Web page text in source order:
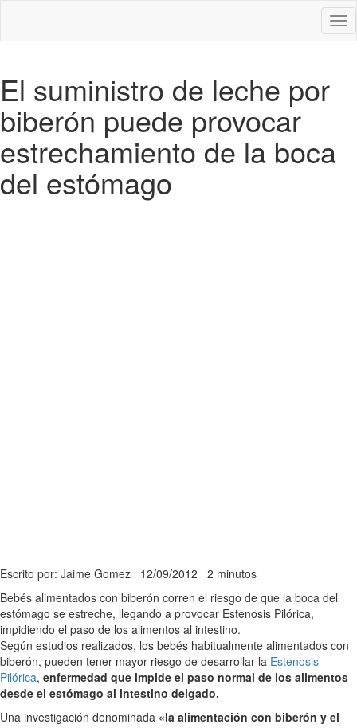
El suministro de leche por
biberón puede provocar
estrechamiento de la boca
del estómago
Escrito por: Jaime Gomez 12/09/2012 2 minutos
Bebés alimentados con biberón corren el riesgo de que la boca del
estómago se estreche, llegando a provocar Estenosis Pilórica,
impidiendo el paso de los alimentos al intestino.
Según estudios realizados, los bebés habitualmente alimentados con
biberón, pueden tener mayor riesgo de desarrollar la Estenosis
Pilórica, enfermedad que impide el paso normal de los alimentos
desde el estómago al intestino delgado.
Una investigación denominada «la alimentación con biberón y el